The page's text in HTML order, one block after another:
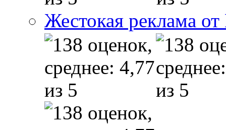
Жестокая реклама